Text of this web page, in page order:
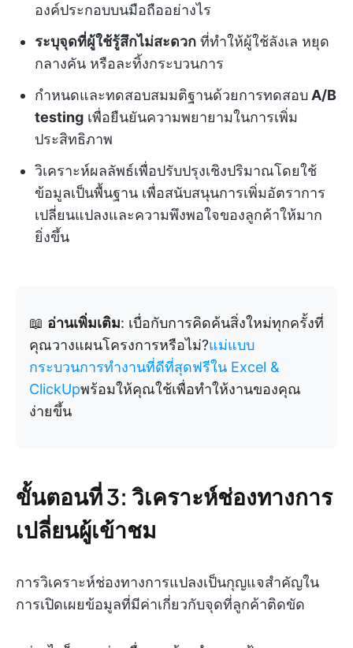
องค์ประกอบบนมือถืออย่างไร
ระบุจุดที่ผู้ใช้รู้สึกไม่สะดวก ที่ทำให้ผู้ใช้ลังเล หยุด
กลางคัน หรือละทิ้งกระบวนการ
กำหนดและทดสอบสมมติฐานด้วยการทดสอบ A/B
testing เพื่อยืนยันความพยายามในการเพิ่ม
ประสิทธิภาพ
วิเคราะห์ผลลัพธ์เพื่อปรับปรุงเชิงปริมาณโดยใช้
ข้อมูลเป็นพื้นฐาน เพื่อสนับสนุนการเพิ่มอัตราการ
เปลี่ยนแปลงและความพึงพอใจของลูกค้าให้มาก
ยิ่งขึ้น
📖 อ่านเพิ่มเติม: เบื่อกับการคิดค้นสิ่งใหม่ทุกครั้งที่
คุณวางแผนโครงการหรือไม่?แม่แบบ
กระบวนการทำงานที่ดีที่สุดฟรีใน Excel &
ClickUpพร้อมให้คุณใช้เพื่อทำให้งานของคุณ
ง่ายขึ้น
ขั้นตอนที่ 3: วิเคราะห์ช่องทางการ
เปลี่ยนผู้เข้าชม
การวิเคราะห์ช่องทางการแปลงเป็นกุญแจสำคัญใน
การเปิดเผยข้อมูลที่มีค่าเกี่ยวกับจุดที่ลูกค้าติดขัด